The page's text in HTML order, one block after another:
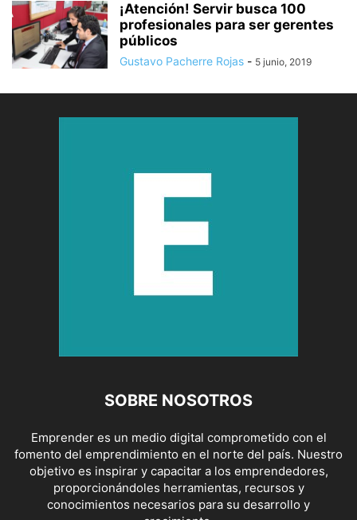
¡Atención! Servir busca 100
profesionales para ser gerentes
públicos
Gustavo Pacherre Rojas - 5 junio, 2019
SOBRE NOSOTROS
Emprender es un medio digital comprometido con el
fomento del emprendimiento en el norte del país. Nuestro
objetivo es inspirar y capacitar a los emprendedores,
proporcionándoles herramientas, recursos y
conocimientos necesarios para su desarrollo y